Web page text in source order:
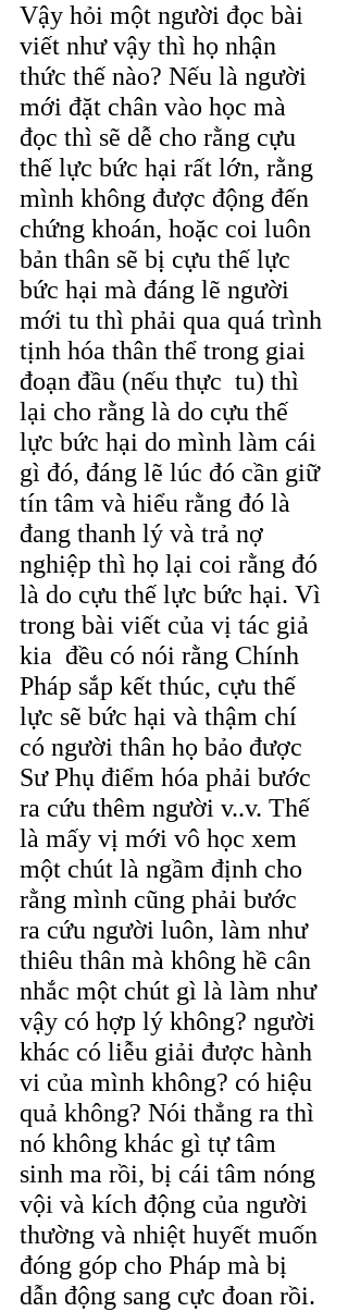
Vậy hỏi một người đọc bài
viết như vậy thì họ nhận
thức thế nào? Nếu là người
mới đặt chân vào học mà
đọc thì sẽ dễ cho rằng cựu
thế lực bức hại rất lớn, rằng
mình không được động đến
chứng khoán, hoặc coi luôn
bản thân sẽ bị cựu thế lực
bức hại mà đáng lẽ người
mới tu thì phải qua quá trình
tịnh hóa thân thể trong giai
đoạn đầu (nếu thực  tu) thì
lại cho rằng là do cựu thế
lực bức hại do mình làm cái
gì đó, đáng lẽ lúc đó cần giữ
tín tâm và hiểu rằng đó là
đang thanh lý và trả nợ
nghiệp thì họ lại coi rằng đó
là do cựu thế lực bức hại. Vì
trong bài viết của vị tác giả
kia  đều có nói rằng Chính
Pháp sắp kết thúc, cựu thế
lực sẽ bức hại và thậm chí
có người thân họ bảo được
Sư Phụ điểm hóa phải bước
ra cứu thêm người v..v. Thế
là mấy vị mới vô học xem
một chút là ngầm định cho
rằng mình cũng phải bước
ra cứu người luôn, làm như
thiêu thân mà không hề cân
nhắc một chút gì là làm như
vậy có hợp lý không? người
khác có liễu giải được hành
vi của mình không? có hiệu
quả không? Nói thẳng ra thì
nó không khác gì tự tâm
sinh ma rồi, bị cái tâm nóng
vội và kích động của người
thường và nhiệt huyết muốn
đóng góp cho Pháp mà bị
dẫn động sang cực đoan rồi.